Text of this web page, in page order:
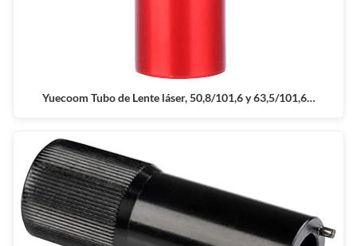
Yuecoom Tubo de Lente láser, 50,8/101,6 y 63,5/101,6…